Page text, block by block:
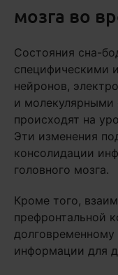
мозга во
Состояния сна-
специфическими
нейронов,
и
происходят на
Эти изменения
консолидации
головного мозга.
Кроме того,
префронтальной
информации для